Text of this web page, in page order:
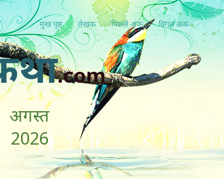
मुख पृष्ठ लेखक पिछ्ले अंक विगत अंक
.com
अगस्त
2026